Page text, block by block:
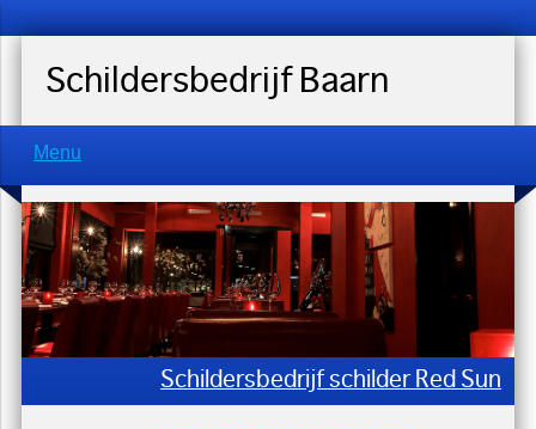
Schildersbedrijf Baarn
Menu
Schildersbedrijf schilder Red Sun